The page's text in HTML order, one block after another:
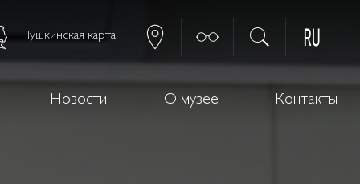
Пушкинская карта
Новости О музее Контакты